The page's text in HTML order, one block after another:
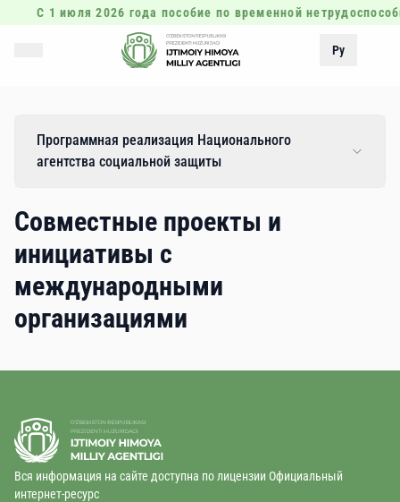
С 1 июля 2026 года пособие по временной
Ру
Программная реализация Национального
агентства социальной защиты
Совместные проекты и
инициативы с
международными
организациями
Вся информация на сайте доступна по лицензии Официальный
интернет-ресурс